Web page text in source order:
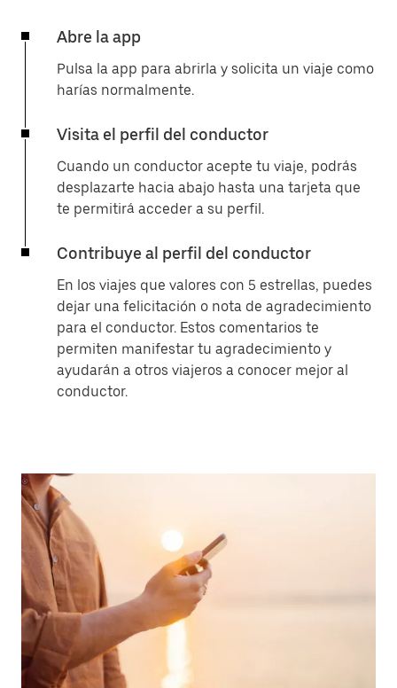
Abre la app
Pulsa la app para abrirla y solicita un viaje como
harías normalmente.
Visita el perfil del conductor
Cuando un conductor acepte tu viaje, podrás
desplazarte hacia abajo hasta una tarjeta que
te permitirá acceder a su perfil.
Contribuye al perfil del conductor
En los viajes que valores con 5 estrellas, puedes
dejar una felicitación o nota de agradecimiento
para el conductor. Estos comentarios te
permiten manifestar tu agradecimiento y
ayudarán a otros viajeros a conocer mejor al
conductor.